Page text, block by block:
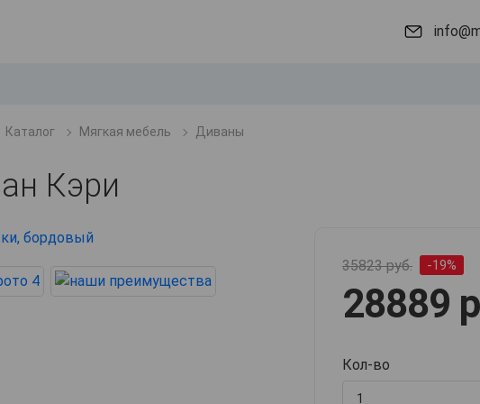
Каталог Мягкая мебель Диваны
Кэри
35823 руб. -19%
28889
Кол-во